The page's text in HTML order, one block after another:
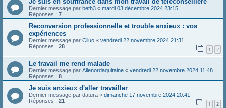
Dernier message par beth3 « mardi 03 décembre 2024 23:15
Réponses : 7
Reconversion professionnelle et trouble anxieux : vos
expériences
Dernier message par Cliuo « vendredi 22 novembre 2024 21:31
Réponses : 28 1 2
Le travail me rend malade
Dernier message par Alienordaquitaine « vendredi 22 novembre 2024 11:48
Réponses : 8
Je suis anxieux d'aller travailler
Dernier message par datura « dimanche 17 novembre 2024 20:41
Réponses : 21 1 2